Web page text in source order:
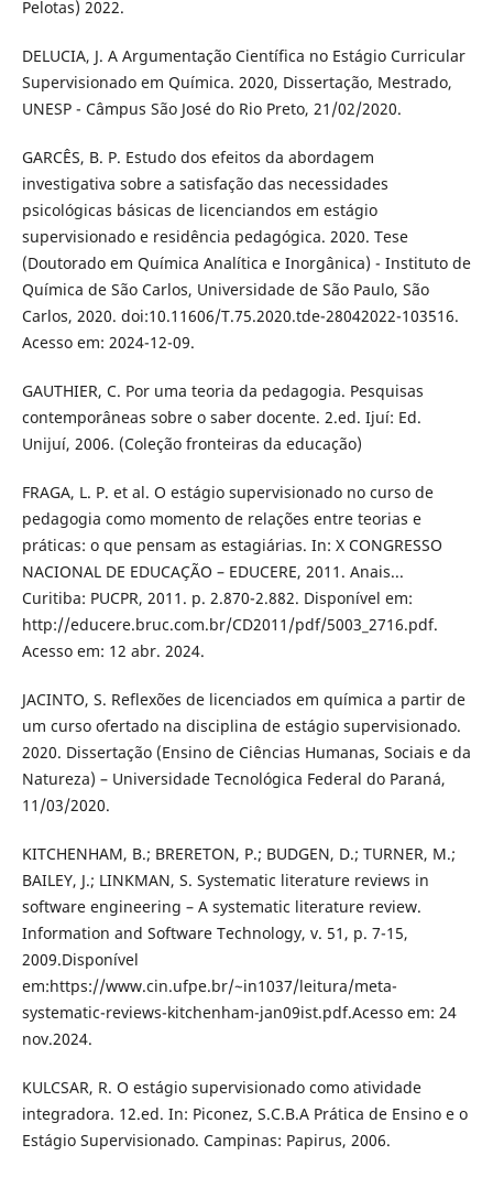
Pelotas) 2022.
DELUCIA, J. A Argumentação Científica no Estágio Curricular
Supervisionado em Química. 2020, Dissertação, Mestrado,
UNESP - Câmpus São José do Rio Preto, 21/02/2020.
GARCÊS, B. P. Estudo dos efeitos da abordagem
investigativa sobre a satisfação das necessidades
psicológicas básicas de licenciandos em estágio
supervisionado e residência pedagógica. 2020. Tese
(Doutorado em Química Analítica e Inorgânica) - Instituto de
Química de São Carlos, Universidade de São Paulo, São
Carlos, 2020. doi:10.11606/T.75.2020.tde-28042022-103516.
Acesso em: 2024-12-09.
GAUTHIER, C. Por uma teoria da pedagogia. Pesquisas
contemporâneas sobre o saber docente. 2.ed. Ijuí: Ed.
Unijuí, 2006. (Coleção fronteiras da educação)
FRAGA, L. P. et al. O estágio supervisionado no curso de
pedagogia como momento de relações entre teorias e
práticas: o que pensam as estagiárias. In: X CONGRESSO
NACIONAL DE EDUCAÇÃO – EDUCERE, 2011. Anais...
Curitiba: PUCPR, 2011. p. 2.870-2.882. Disponível em:
http://educere.bruc.com.br/CD2011/pdf/5003_2716.pdf.
Acesso em: 12 abr. 2024.
JACINTO, S. Reflexões de licenciados em química a partir de
um curso ofertado na disciplina de estágio supervisionado.
2020. Dissertação (Ensino de Ciências Humanas, Sociais e da
Natureza) – Universidade Tecnológica Federal do Paraná,
11/03/2020.
KITCHENHAM, B.; BRERETON, P.; BUDGEN, D.; TURNER, M.;
BAILEY, J.; LINKMAN, S. Systematic literature reviews in
software engineering – A systematic literature review.
Information and Software Technology, v. 51, p. 7-15,
2009.Disponível
em:https://www.cin.ufpe.br/~in1037/leitura/meta-
systematic-reviews-kitchenham-jan09ist.pdf.Acesso em: 24
nov.2024.
KULCSAR, R. O estágio supervisionado como atividade
integradora. 12.ed. In: Piconez, S.C.B.A Prática de Ensino e o
Estágio Supervisionado. Campinas: Papirus, 2006.